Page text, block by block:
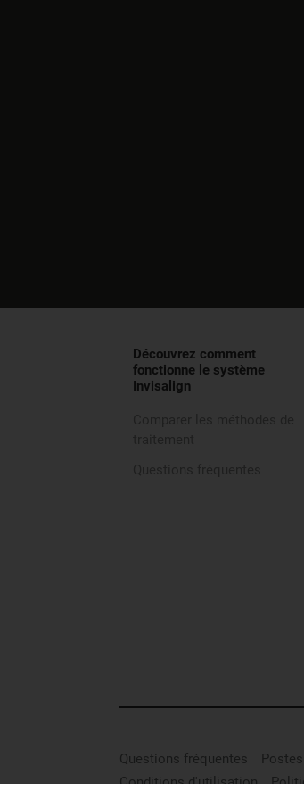
Découvrez comment
fonctionne le système
Invisalign
Questions fréquentes
Conditions d'utilisation